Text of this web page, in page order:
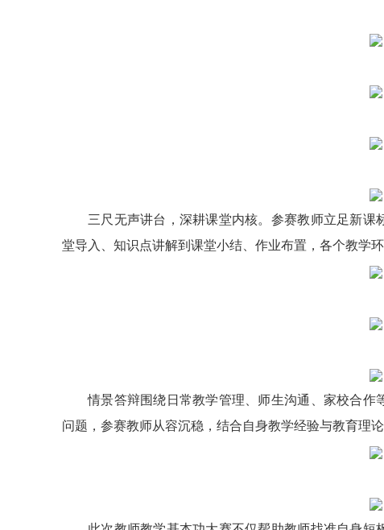
三尺无声讲台，深耕课堂内核。参赛教师立足新
堂导入、知识点讲解到课堂小结、作业布置，各个教学
情景答辩围绕日常教学管理、师生沟通、家校合
问题，参赛教师从容沉稳，结合自身教学经验与教育理